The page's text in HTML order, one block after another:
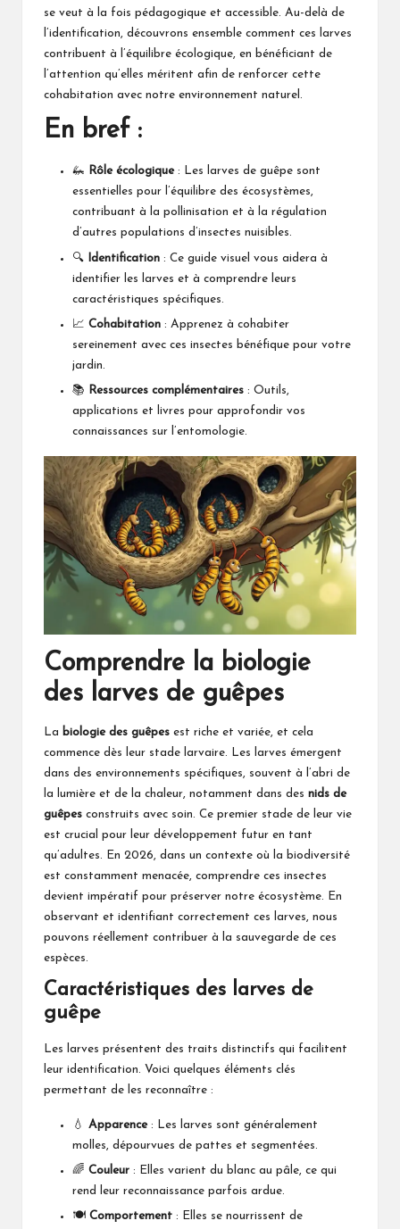
se veut à la fois pédagogique et accessible. Au-delà de
l’identification, découvrons ensemble comment ces larves
contribuent à l’équilibre écologique, en bénéficiant de
l’attention qu’elles méritent afin de renforcer cette
cohabitation avec notre environnement naturel.
En bref :
🦗 Rôle écologique: Les larves de guêpe sont
essentielles pour l’équilibre des écosystèmes,
contribuant à la pollinisation et à la régulation
d’autres populations d’insectes nuisibles.
🔍 Identification : Ce guide visuel vous aidera à
identifier les larves et à comprendre leurs
caractéristiques spécifiques.
📈 Cohabitation : Apprenez à cohabiter
sereinement avec ces insectes bénéfique pour votre
jardin.
📚 Ressources complémentaires : Outils,
applications et livres pour approfondir vos
connaissances sur l’entomologie.
Comprendre la biologie
des larves de guêpes
La biologie des guêpes est riche et variée, et cela
commence dès leur stade larvaire. Les larves émergent
dans des environnements spécifiques, souvent à l’abri de
la lumière et de la chaleur, notamment dans des nids de
guêpes construits avec soin. Ce premier stade de leur vie
est crucial pour leur développement futur en tant
qu’adultes. En 2026, dans un contexte où la biodiversité
est constamment menacée, comprendre ces insectes
devient impératif pour préserver notre écosystème. En
observant et identifiant correctement ces larves, nous
pouvons réellement contribuer à la sauvegarde de ces
espèces.
Caractéristiques des larves de
guêpe
Les larves présentent des traits distinctifs qui facilitent
leur identification. Voici quelques éléments clés
permettant de les reconnaître :
💧 Apparence: Les larves sont généralement
molles, dépourvues de pattes et segmentées.
🌈 Couleur : Elles varient du blanc au pâle, ce qui
rend leur reconnaissance parfois ardue.
🍽️ Comportement : Elles se nourrissent de